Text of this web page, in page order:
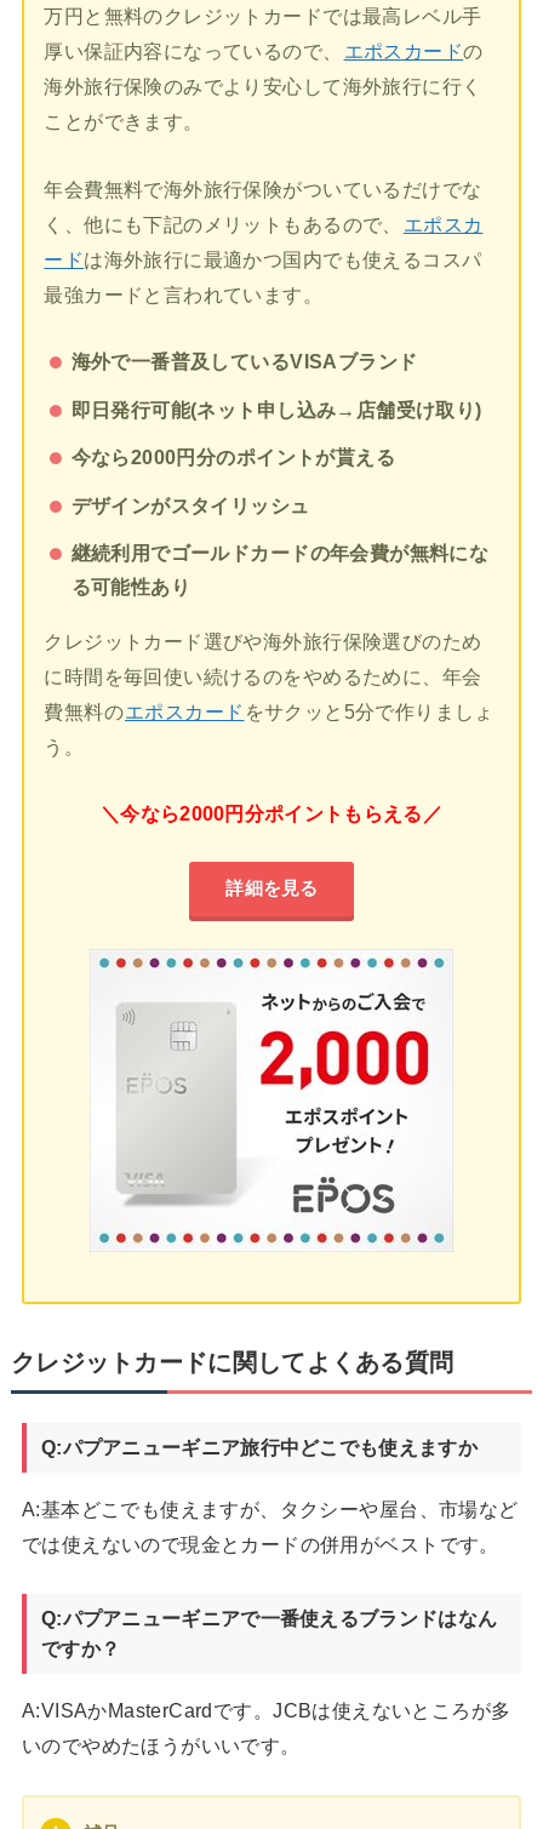
万円と無料のクレジットカードでは最高レベル手
厚い保証内容になっているので、
エポスカードの
海外旅行保険のみでより安心して海外旅行に行く
ことができます。
年会費無料で海外旅行保険がついているだけでな
く、他にも下記のメリットもあるので、
エポスカ
ードは海外旅行に最適かつ国内でも使えるコスパ
最強カードと言われています。
海外で一番普及しているVISAブランド
即日発行可能(ネット申し込み→店舗受け取り)
今なら2000円分のポイントが貰える
デザインがスタイリッシュ
継続利用でゴールドカードの年会費が無料にな
る可能性あり
クレジットカード選びや海外旅行保険選びのため
に時間を毎回使い続けるのをやめるために、年会
費無料のエポスカード をサクッと5分で作りましょ
う。
＼今なら2000円分ポイントもらえる／
詳細を見る
クレジットカードに関してよくある質問
Q:パプアニューギニア旅行中どこでも使えますか
A:基本どこでも使えますが、タクシーや屋台、市場など
では使えないので現金とカードの併用がベストです。
Q:パプアニューギニアで一番使えるブランドはなん
ですか？
A:VISAかMasterCardです。JCBは使えないところが多
いのでやめたほうがいいです。